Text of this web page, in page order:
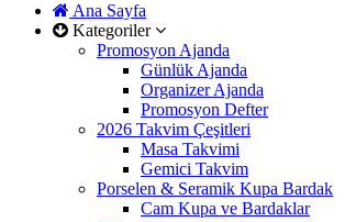
Ana Sayfa
Kategoriler
Promosyon Ajanda
Günlük Ajanda
Organizer Ajanda
Promosyon Defter
2026 Takvim Çeşitleri
Masa Takvimi
Gemici Takvim
Porselen & Seramik Kupa Bardak
Cam Kupa ve Bardaklar